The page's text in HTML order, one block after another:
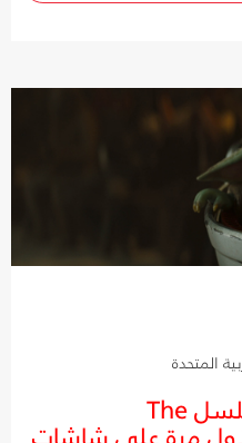
الموسم الثاني من مسلسل The